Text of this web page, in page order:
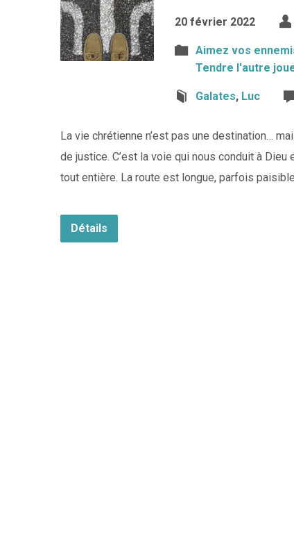
20 février 2022
Aimez vos
Tendre l'autre
Galates, Luc
La vie chrétienne n’est pas une destination…
de justice. C’est la voie qui nous conduit à
tout entière. La route est longue, parfois
Détails